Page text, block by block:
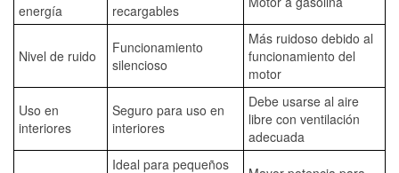
energía
recargables
Nivel de ruido
Funcionamiento
silencioso
Más ruidoso debido al
funcionamiento del
motor
Uso en
interiores
Seguro para uso en
interiores
Debe usarse al aire
libre con ventilación
adecuada
Ideal para pequeños